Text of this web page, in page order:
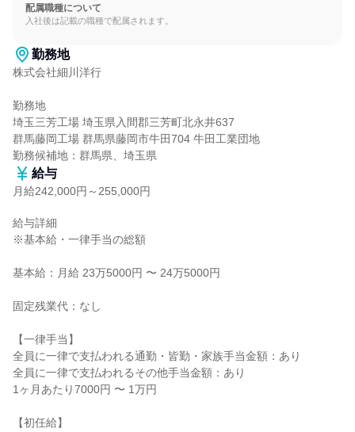
配属職種について
入社後は記載の職種で配属されます。
勤務地
株式会社細川洋行
勤務地
埼玉三芳工場 埼玉県入間郡三芳町北永井637
群馬藤岡工場 群馬県藤岡市牛田704 牛田工業団地
勤務候補地：群馬県、埼玉県
給与
月給242,000円～255,000円
給与詳細
※基本給・一律手当の総額
基本給：月給 23万5000円 〜 24万5000円
固定残業代：なし
【一律手当】
全員に一律で支払われる通勤・皆勤・家族手当金額：あり
全員に一律で支払われるその他手当金額：あり
1ヶ月あたり7000円 〜 1万円
【初任給】